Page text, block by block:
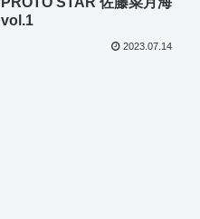
vol.1
2023.07.14